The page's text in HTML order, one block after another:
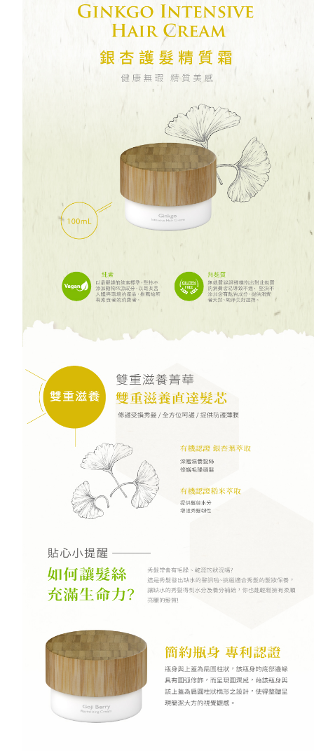
1.本服務係由「台灣大哥大股份有限公司」（以下簡稱本公司）所提供，讓
用戶於交易時，得透過本服務購買商品或服務，並由商店將買賣／分期付款
買賣價金債權讓與本公司後，依約使用本公司帳單繳交帳款。
2.基於同意付款使用「大哥付你分期」之契約關係目的，商店將以您的個人
資料（包含姓名、電話或地址）提供予台灣大哥大進項蒐集、處理及利用，
由本公司與您本人進行分期帳單所需資料之確認、核對及更正。
3.完整用戶服務條款，請詳閱以下連結：
ATM／網路銀行／等多元方式進行付款，方視為交易完成。
※ 請注意：結帳手續完成當下不需立刻繳費，但若您需要取消訂單，請聯絡
購買商品的店家。未經商家同意取消之訂單仍視為有效，需透過AFTEE先享
後付繳納相關費用。
※ 交易是否成功請以「AFTEE先享後付 」之結帳頁面顯示為準，若有關於
是否繳費成功／繳費後需取消欲退款等相關疑問，請聯繫「AFTEE先享後付
https://netprotections.freshdesk.com/support/home
１．透過由恩沛科技股份有限公司提供之「AFTEE先享後付」服務完成之交
易，需依本服務之必要範圍內提供個人資料，並將交易相關給付款項請求債
權轉讓予恩沛科技股份有限公司。
２．關於個人資料處理事宜，請瀏覽以下網址：
３．未成年的使用者請事先徵得法定代理人或監護人之同意方可使用
「AFTEE先享後付」，若未經同意申辦者引起之損失，本公司不負相關責
４．使用「AFTEE先享後付」時，將依據個別帳號之用戶狀況，依本公司即
時審查核予不同之上限額度；若仍有額度不足之情形，本公司將視審查結果
５．嚴禁一人註冊多個帳號或使用他人資訊註冊。若發現惡意使用之情形，
恩沛科技股份有限公司將有權停止該用戶之使用額度並採取法律行動。
每筆NT$100，滿NT$1,000(含以上)免運費
京站台北店客服中心(1F星巴克旁) 即日起不提供京站紙袋，取件時
請自備購物袋，若需購買紙袋可現場詢問